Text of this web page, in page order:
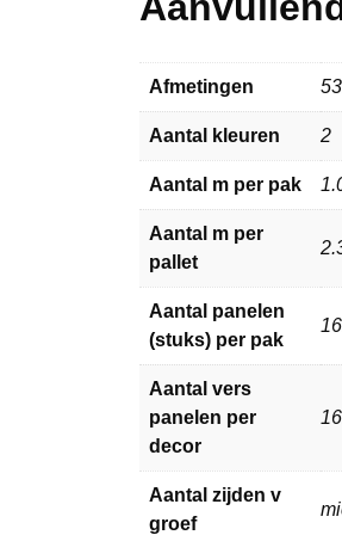
Afmetingen
Aantal kleuren 2
Aantal m per pak
Aantal m per
pallet
Aantal panelen
(stuks) per pak
Aantal vers
panelen per
decor
Aantal zijden v
groef